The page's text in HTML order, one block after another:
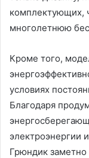
комплектующих,
многолетнюю
Кроме того,
условиях
Благодаря
электроэнергии
Грюндик